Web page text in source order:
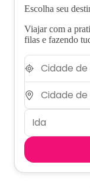
Escolha seu
Viajar com a
filas e fazendo